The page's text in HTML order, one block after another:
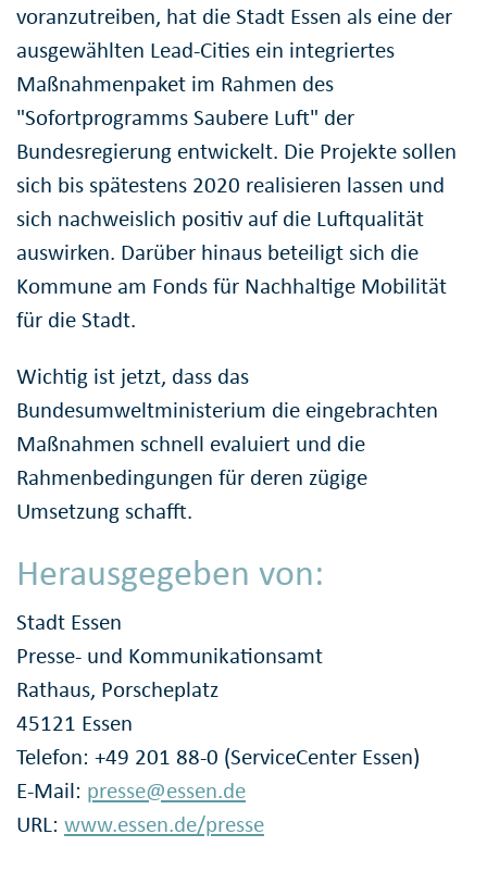
voranzutreiben, hat die Stadt Essen als eine der
ausgewählten Lead-Cities ein integriertes
Maßnahmenpaket im Rahmen des
"Sofortprogramms Saubere Luft" der
Bundesregierung entwickelt. Die Projekte sollen
sich bis spätestens 2020 realisieren lassen und
sich nachweislich positiv auf die Luftqualität
auswirken. Darüber hinaus beteiligt sich die
Kommune am Fonds für Nachhaltige Mobilität
für die Stadt.
Wichtig ist jetzt, dass das
Bundesumweltministerium die eingebrachten
Maßnahmen schnell evaluiert und die
Rahmenbedingungen für deren zügige
Umsetzung schafft.
Herausgegeben von:
Stadt Essen
Presse- und Kommunikationsamt
Rathaus, Porscheplatz
45121 Essen
Telefon: +49 201 88-0 (ServiceCenter Essen)
E-Mail: presse@essen.de
URL: www.essen.de/presse